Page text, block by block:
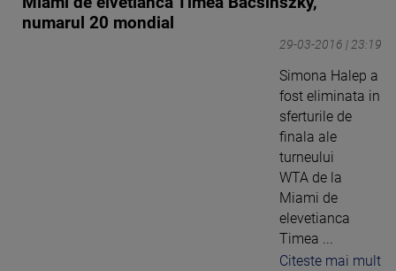
numarul 20 mondial
29-03-2016 | 23:19
Simona Halep a
fost eliminata in
sferturile de
finala ale
turneului
WTA de la
Miami de
elevetianca
Timea ...
Citeste mai mult